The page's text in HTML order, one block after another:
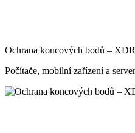
Ochrana koncových bodů – XDR
Počítače, mobilní zařízení a